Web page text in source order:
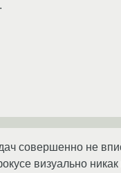
совершенно не
визуально